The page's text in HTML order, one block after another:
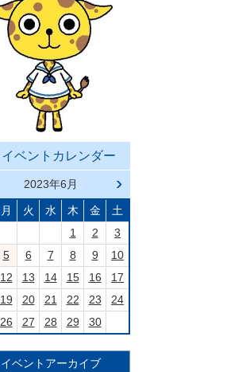
イベントカレンダー
2023年6月
次の
月へ
進む
月 火 水 木 金
土
1
2
3
5 6 7 8 9
10
12 13 14 15 16
17
19 20 21 22 23
24
26 27 28 29 30
イベントアーカイブ